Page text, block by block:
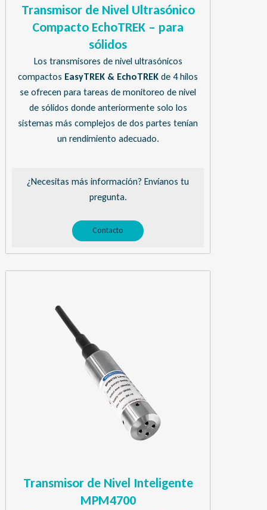
Transmisor de Nivel Ultrasónico
Compacto EchoTREK – para
sólidos
Los transmisores de nivel ultrasónicos
compactos EasyTREK & EchoTREK de 4 hilos
se ofrecen para tareas de monitoreo de nivel
de sólidos donde anteriormente solo los
sistemas más complejos de dos partes tenían
un rendimiento adecuado.
¿Necesitas más información? Envíanos tu
pregunta.
Contacto
Transmisor de Nivel Inteligente
MPM4700